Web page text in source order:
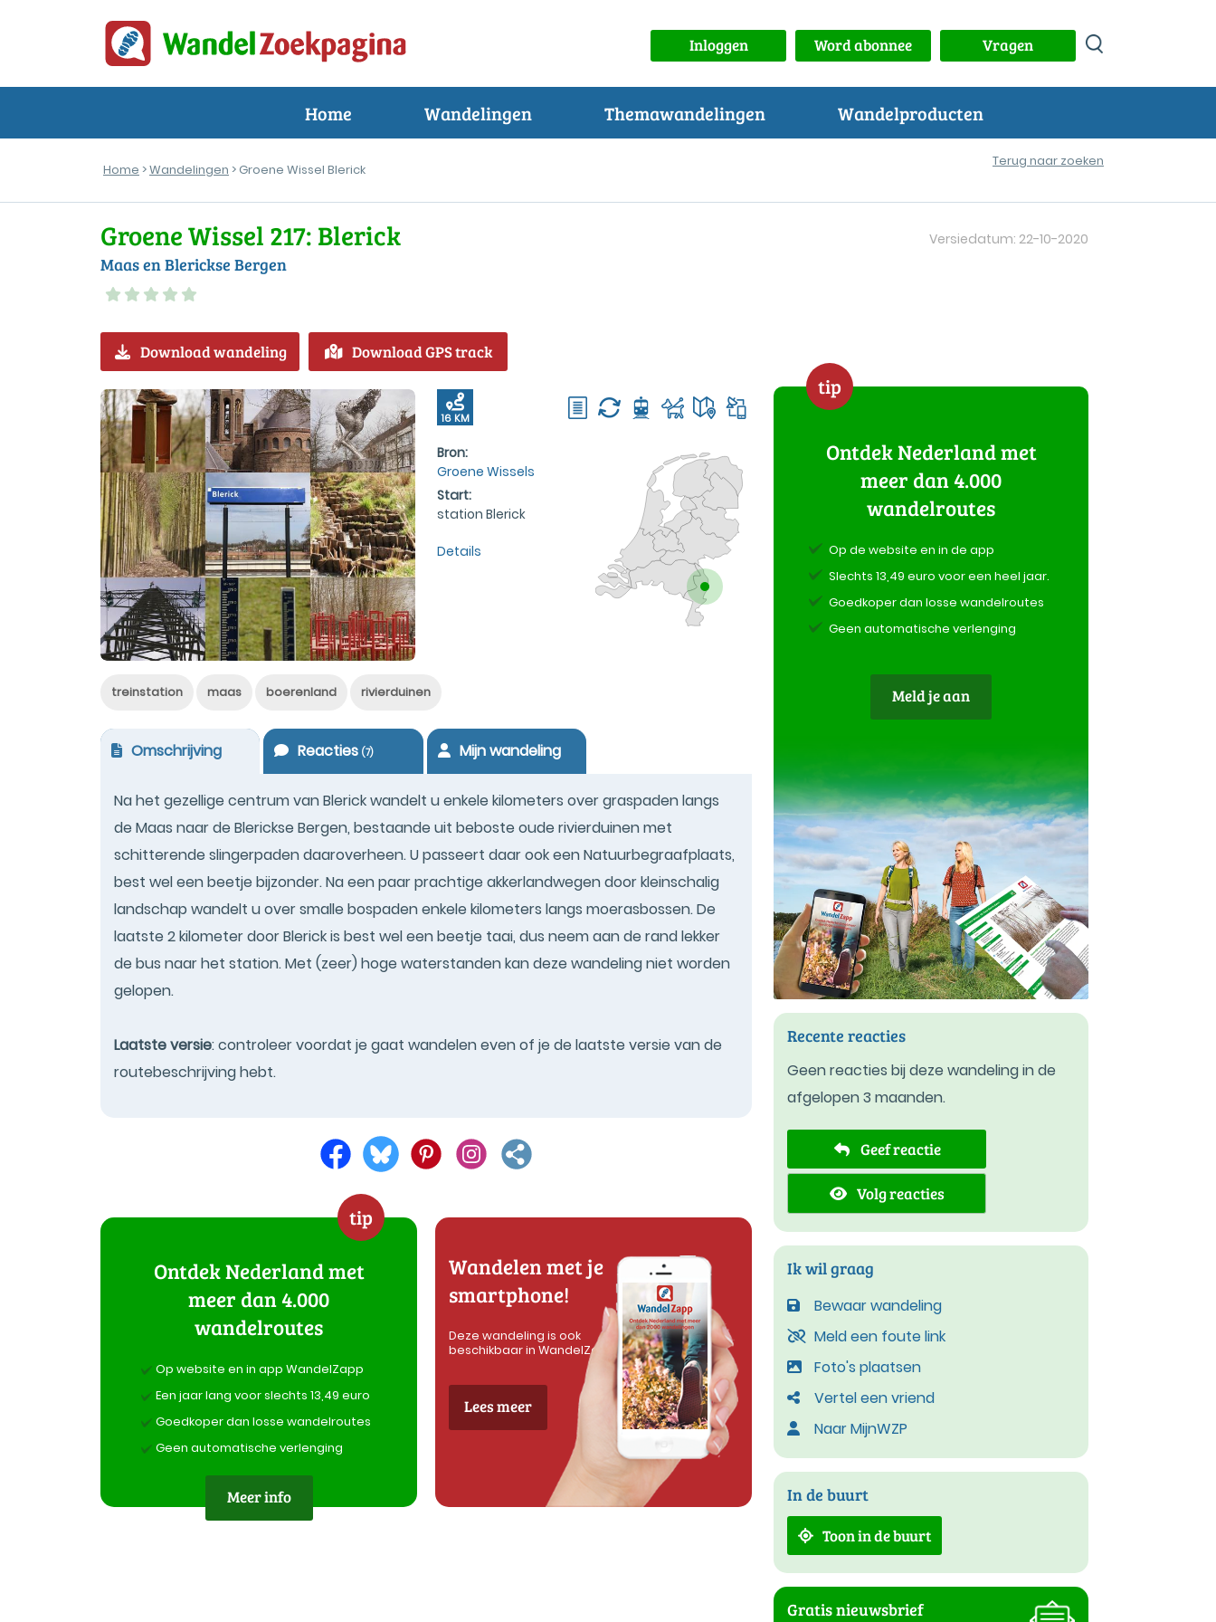
Inloggen Word abonnee Vragen
Home Wandelingen Themawandelingen Wandelproducten
Home >Wandelingen > Groene Wissel Blerick
Terug naar zoeken
Groene Wissel 217: Blerick
Maas en Blerickse Bergen
Versiedatum: 22-10-2020
Download wandeling Download GPS track
16 KM
Bron:
Groene Wissels
Start:
station Blerick
Details
treinstation maas boerenland rivierduinen
Omschrijving Reacties(7) Mijn wandeling
Na het gezellige centrum van Blerick wandelt u enkele kilometers over graspaden langs
de Maas naar de Blerickse Bergen, bestaande uit beboste oude rivierduinen met
schitterende slingerpaden daaroverheen. U passeert daar ook een Natuurbegraafplaats,
best wel een beetje bijzonder. Na een paar prachtige akkerlandwegen door kleinschalig
landschap wandelt u over smalle bospaden enkele kilometers langs moerasbossen. De
laatste 2 kilometer door Blerick is best wel een beetje taai, dus neem aan de rand lekker
de bus naar het station. Met (zeer) hoge waterstanden kan deze wandeling niet worden
gelopen.
Laatste versie: controleer voordat je gaat wandelen even of je de laatste versie van de
routebeschrijving hebt.
tip
Ontdek Nederland met
meer dan 4.000
wandelroutes
Op website en in app WandelZapp
Een jaar lang voor slechts 13,49 euro
Goedkoper dan losse wandelroutes
Geen automatische verlenging
Meer info
Wandelen met je
smartphone!
Deze wandeling is ook
beschikbaar in WandelZapp
Lees meer
tip
Ontdek Nederland met
meer dan 4.000
wandelroutes
Op de website en in de app
Slechts 13,49 euro voor een heel jaar.
Goedkoper dan losse wandelroutes
Geen automatische verlenging
Meld je aan
Recente reacties
Geen reacties bij deze wandeling in de
afgelopen 3 maanden.
Geef reactie
Volg reacties
Ik wil graag
Bewaar wandeling
Meld een foute link
Foto's plaatsen
Vertel een vriend
Naar MijnWZP
In de buurt
Toon in de buurt
Gratis nieuwsbrief